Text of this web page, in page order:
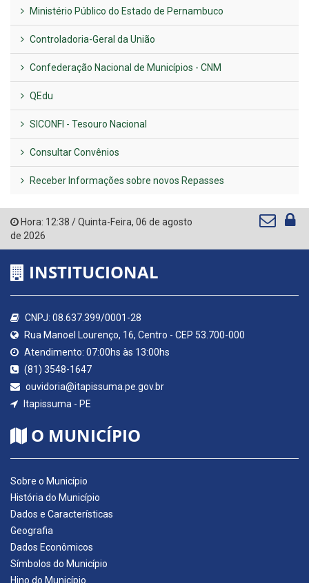
Ministério Público do Estado de Pernambuco
Controladoria-Geral da União
Confederação Nacional de Municípios - CNM
QEdu
SICONFI - Tesouro Nacional
Consultar Convênios
Receber Informações sobre novos Repasses
Hora: 12:38 /Quinta-Feira, 06 de agosto
de 2026
INSTITUCIONAL
CNPJ: 08.637.399/0001-28
Rua Manoel Lourenço, 16, Centro - CEP 53.700-000
Atendimento: 07:00hs às 13:00hs
(81) 3548-1647
ouvidoria@itapissuma.pe.gov.br
Itapissuma - PE
O MUNICÍPIO
Sobre o Município
História do Município
Dados e Características
Geografia
Dados Econômicos
Símbolos do Município
Hino do Município